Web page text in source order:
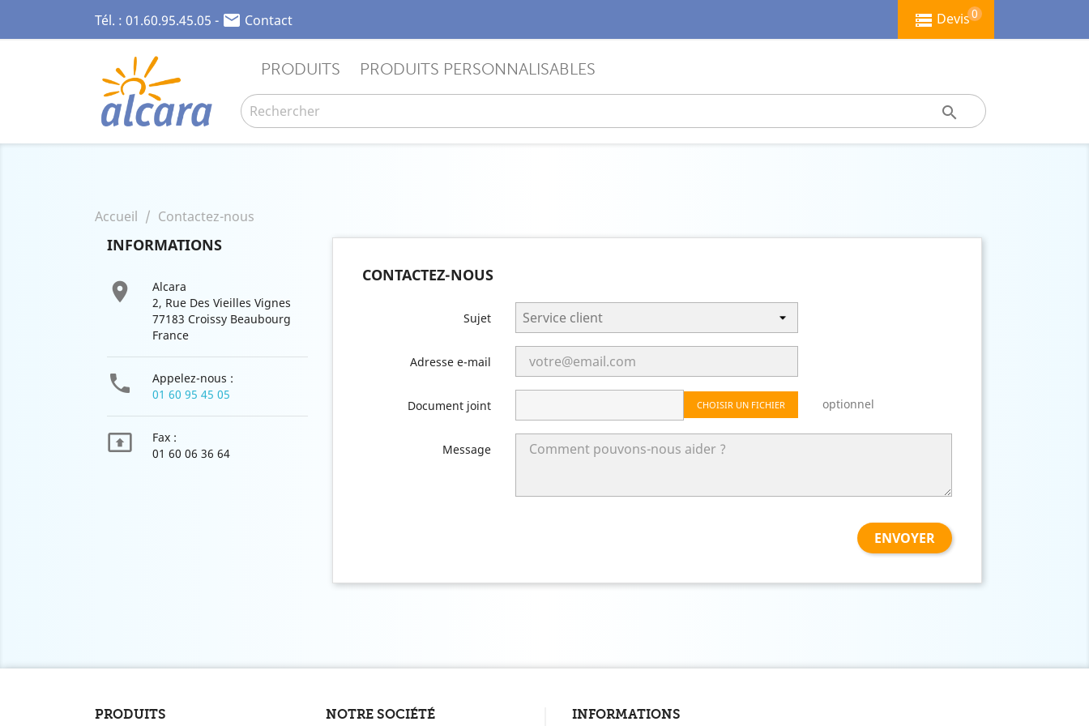
Tél. : 01.60.95.45.05 -  Contact Devis0
PRODUITS PRODUITS PERSONNALISABLES

Accueil Contactez-nous
INFORMATIONS

Alcara
2, Rue Des Vieilles Vignes
77183 Croissy Beaubourg
France

Appelez-nous :
01 60 95 45 05

Fax :
01 60 06 36 64
CONTACTEZ-NOUS
Sujet
Adresse e-mail
Document joint CHOISIR UN FICHIER optionnel
Message
PRODUITS NOTRE SOCIÉTÉ INFORMATIONS